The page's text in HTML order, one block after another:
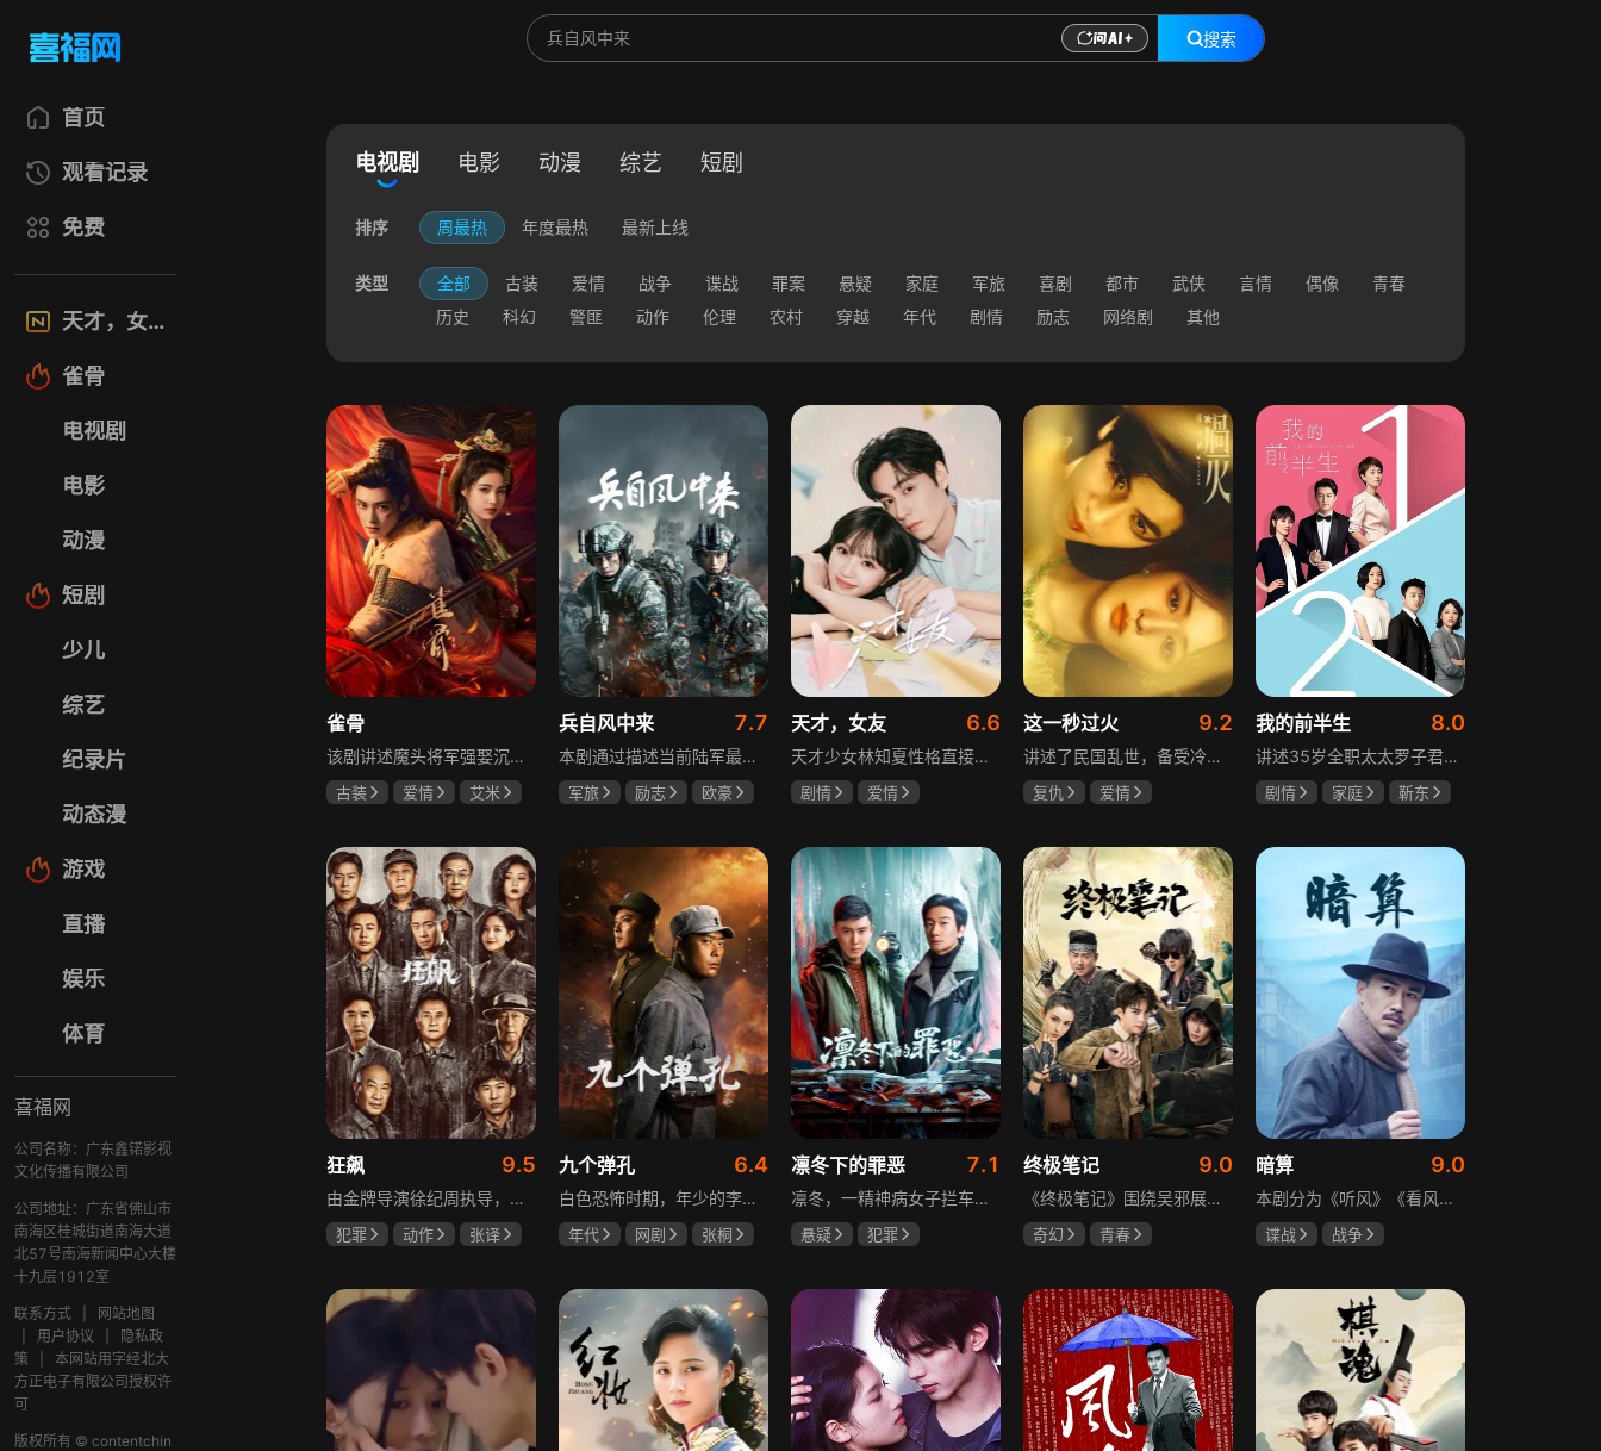
搜索
首页
观看记录
免费
天才，女友
雀骨
电视剧
电影
动漫
短剧
少儿
综艺
纪录片
动态漫
游戏
直播
娱乐
体育
喜福网
公司名称：广东鑫锘影视
文化传播有限公司
公司地址：广东省佛山市
南海区桂城街道南海大道
北57号南海新闻中心大楼
十九层1912室
联系方式
网站地图
用户协议
隐私政
策
本网站用字经北大
方正电子有限公司授权许
可
版权所有 © contentchin
电视剧 电影 动漫 综艺 短剧
排序 周最热 年度最热 最新上线
类型 全部 古装 爱情 战争 谍战 罪案 悬疑 家庭 军旅 喜剧 都市 武侠 言情 偶像
青春
历史
科幻 警匪 动作 伦理 农村 穿越 年代 剧情 励志 网络剧 其他
雀骨
该剧讲述魔头将军强娶沉迷机关术的财迷假千金，两人从契约夫妻起步，在生死局中互扒马甲，爱意与杀意交织共生。过程中他们揭露朝堂阴谋，破解生死乱局，最终共同守护家国太平，融合了权谋、爱情、冒险等多重元素，情节跌宕起伏。
古装 爱情
艾米
兵自风中来 7.7
本剧通过描述当前陆军最具新型作战特色的特战、空突、侦察、信息等代表性兵种的官兵练兵备战，在历次实战演习中磨砺意志技能、逐渐形成新质作战能力等故事，反映了某集团军党委坚决落实习主席新时代强军思想，着眼打造一流陆军，谋划转型，大力推进战斗力建设的历史担当，浓缩了陆军官兵改革面前备战打仗矢志强军的铁血追求、展现了新时代陆军官兵积极投身军队转型的全新风貌，是一部融合备战打仗、青春成长励志、英雄主义传承，同时将军人荣誉、使命、爱情熔为一炉的军事题材正能量大剧。
军旅 励志
欧豪
天才，女友 6.6
天才少女林知夏性格直接、不善交际，从小没有好友。考入省一中后，她因解题比拼与性格阳光的学霸江逾白相识并成为同桌。作为社交达人的江逾白帮林知夏融入集体交到汤婷婷、段启言、沈负暄、金百慧等朋友，林知夏为表达感谢帮他补习功课，两人渐渐从竞争走向互助，最终成为最好的朋友。俩人还一同解决同学被骗、一起参加社团活动与省数学竞赛，在这个过程中，江逾白对林知夏感情渐深，但只把爱意埋在心里。林知夏被保送复旦后，江逾白准备在毕业之旅对她告白，却因母亲卷入诈骗案而遗憾离开，俩人最终能否冲破阻碍走到一起
剧情
爱情
这一秒过火 9.2
讲述了民国乱世，备受冷眼的世家少爷慕容清峄与饱受苦难的复仇孤女任素素阴差阳错结缘相识，却因误会含恨而别。两人再重逢，却身份错位，陷入爱恨交织的极限拉扯中。二人历经世事波折与生离死别，最后携手直面乱世危局。
复仇
爱情
我的前半生 8.0
讲述35岁全职太太罗子君因丈夫突然离婚陷入人生谷底，带孩子闯入社会，从安逸走向落魄。贺涵作为事业有成的精英，平静生活被罗子君打破，需应对各类突发状况。生活逼迫罗子君重拾骨气，贺涵也收获温暖，二人历经波折，罗子君实现自我成长，贺涵也找到人生新方向，展现都市女性蜕变与情感纠葛。
剧情 家庭
靳东
狂飙 9.5
由金牌导演徐纪周执导，张译、张颂文、李一桐、张志坚、吴刚领衔主演，倪大红、韩童生、李建义特邀主演的中央政法委重点项目。一部扫黑除恶坚决斗争的回忆录，横跨20年的群像叙事全景式展现时代变迁下的黑白较量与复杂人性。
犯罪 动作
张译
九个弹孔 6.4
白色恐怖时期，年少的李智信家破人亡后投身革命武装，因作战有勇有谋获“小狼崽子”绰号。他长期率部孤悬敌后，与日寇、反动派对决，多次负伤仍不改初心。凭借坚韧意志，他从游击队员成长为新四军干部、解放军司令员，身上的九个弹孔是他践行革命誓言、见证成长的勋章。
年代 网剧
张桐
凛冬下的罪恶 7.1
凛冬，一精神病女子拦车报案，称丈夫杀人，刑警沈栋梁吴红兵由此揭开系列碎尸案真相。然而风浪未平，储蓄所抢劫杀人案，少女失踪案，流窜抢车案接连发生，沈栋梁与吴红兵追凶之际，竟牵出改变二人命运的人性悲剧。
悬疑
犯罪
终极笔记 9.0
《终极笔记》围绕吴邪展开，他因好奇三叔经历，历险归来收神秘录像带后卷入阴谋，只身闯格尔木疗养院偶遇张起灵等六人组队，在西王母宫发现陨玉，却遇三叔失踪、张起灵失忆。众人寻记忆探张家古楼，因裘德考介入受阻，后联手霍老太再探遭意外，谜团未解，吴邪被迫伪装成三叔，剧情充满冒险与悬疑。
奇幻
青春
暗算 9.0
本剧分为《听风》《看风》和《捕风》三个篇章，三者在时间关系及故事上相对独立，又千丝万缕。听风，即无线电侦听者，是一群“靠耳朵打江山”的人，他们的耳朵可以听到天外之音、无声之音、秘密之音。看风，即密码破译的人，是一群“善于神机妙算”的人，他们的慧眼可以识破天机、释读天书、看阅无字之书。捕风，即我党地下工作者，在国民党大肆实施白色恐怖时期，他们是牺牲者更是战斗者，乔装打扮深入虎穴，迎风而战，为缔造共和国立下不朽的丰功伟业。
谍战
战争